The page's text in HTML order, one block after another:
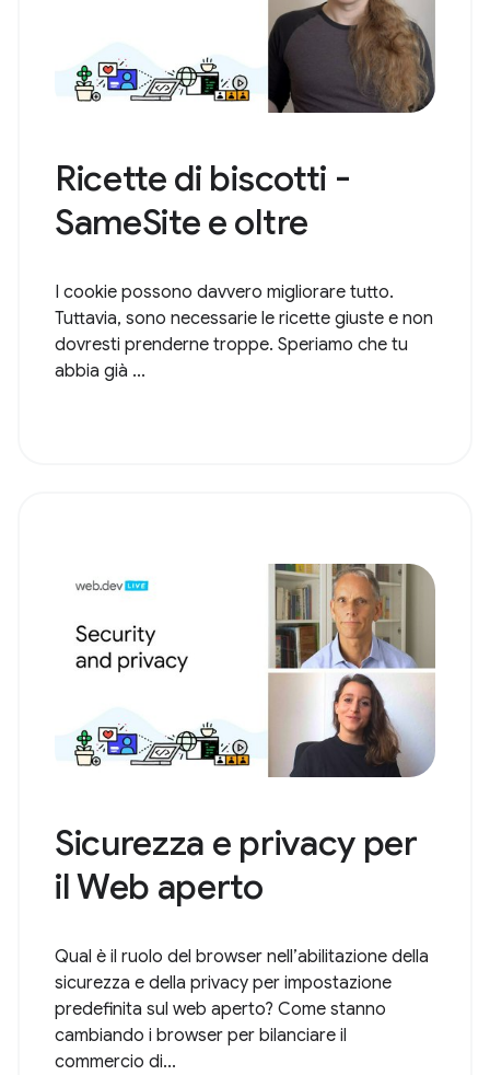
Ricette di biscotti -
SameSite e oltre
I cookie possono davvero migliorare tutto.
Tuttavia, sono necessarie le ricette giuste e non
dovresti prenderne troppe. Speriamo che tu
abbia già ...
Sicurezza e privacy per
il Web aperto
Qual è il ruolo del browser nell’abilitazione della
sicurezza e della privacy per impostazione
predefinita sul web aperto? Come stanno
cambiando i browser per bilanciare il
commercio di...